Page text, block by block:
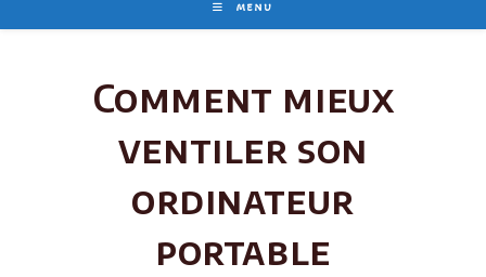
MENU
Comment mieux
ventiler son
ordinateur
portable